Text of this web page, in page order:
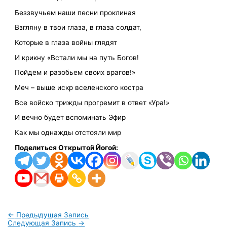
Беззвучьем наши песни проклиная
Взгляну в твои глаза, в глаза солдат,
Которые в глаза войны глядят
И крикну «Встали мы на путь Богов!
Пойдем и разобьем своих врагов!»
Меч – выше искр вселенского костра
Все войско трижды прогремит в ответ «Ура!»
И вечно будет вспоминать Эфир
Как мы однажды отстояли мир
Поделиться Открытой Йогой:
← Предыдущая Запись
Следующая Запись →